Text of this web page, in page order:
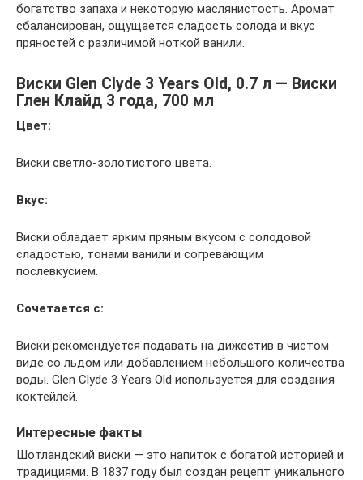
богатство запаха и некоторую маслянистость. Аромат
сбалансирован, ощущается сладость солода и вкус
пряностей с различимой ноткой ванили.
Виски Glen Clyde 3 Years Old, 0.7 л — Виски
Глен Клайд 3 года, 700 мл
Цвет:
Виски светло-золотистого цвета.
Вкус:
Виски обладает ярким пряным вкусом с солодовой
сладостью, тонами ванили и согревающим
послевкусием.
Сочетается с:
Виски рекомендуется подавать на дижестив в чистом
виде со льдом или добавлением небольшого количества
воды. Glen Clyde 3 Years Old используется для создания
коктейлей.
Интересные факты
Шотландский виски — это напиток с богатой историей и
традициями. В 1837 году был создан рецепт уникального